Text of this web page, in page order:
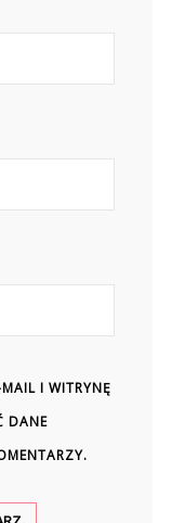
I WITRYNĘ
DANE